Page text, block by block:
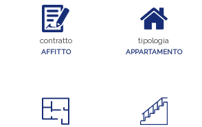
contratto
AFFITTO
tipologia
APPARTAMENTO